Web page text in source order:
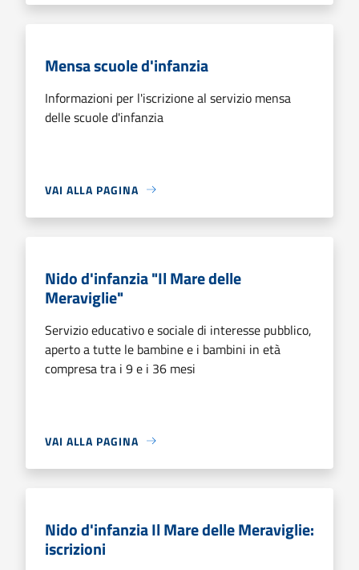
Mensa scuole d'infanzia
Informazioni per l'iscrizione al servizio mensa
delle scuole d'infanzia
VAI ALLA PAGINA
Nido d'infanzia "Il Mare delle
Meraviglie"
Servizio educativo e sociale di interesse pubblico,
aperto a tutte le bambine e i bambini in età
compresa tra i 9 e i 36 mesi
VAI ALLA PAGINA
Nido d'infanzia Il Mare delle Meraviglie:
iscrizioni